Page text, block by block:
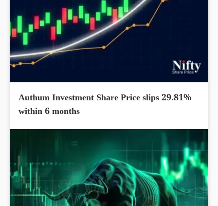
Authum Investment Share Price slips 29.81%
within 6 months